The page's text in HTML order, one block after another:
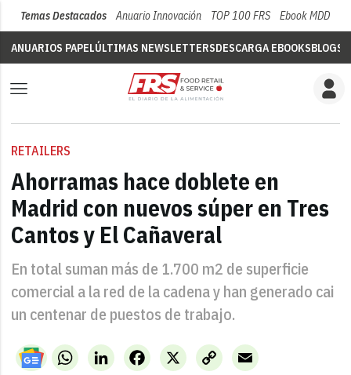
Temas Destacados Anuario Innovación TOP 100 FRS Ebook MDD
ANUARIOS PAPELÚLTIMAS NEWSLETTERSDESCARGA EBOOKSBLOGS
RETAILERS
Ahorramas hace doblete en
Madrid con nuevos súper en Tres
Cantos y El Cañaveral
En total suman más de 1.700 m2 de superficie
comercial a la red de la cadena y han generado cai
un centenar de puestos de trabajo.
WhatsAppLinkedIn X
Facebook
Copy
Link
Email